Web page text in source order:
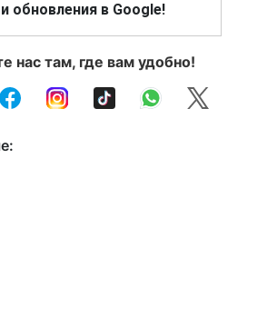
обновления в Google!
нас там, где вам удобно!